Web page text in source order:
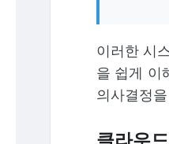
이러한 시
을 쉽게 이
의사결정